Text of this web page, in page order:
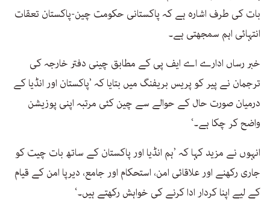
بات کی طرف اشارہ ہے کہ پاکستانی حکومت چین-پاکستان تعقات
انتہائی اہم سمجھتی ہے۔
خبر رساں ادارے اے ایف پی کے مطابق چینی دفتر خارجہ کی
ترجمان نے پیر کو پریس بریفنگ میں بتایا کہ ’پاکستان اور انڈیا کے
درمیان صورت حال کے حوالے سے چین کئی مرتبہ اپنی پوزیشن
واضح کر چکا ہے۔‘
انہوں نے مزید کہا کہ ’ہم انڈیا اور پاکستان کے ساتھ بات چیت کو
جاری رکھنے اور علاقائی امن، استحکام اور جامع، دیرپا امن کے قیام
کے لیے اپنا کردار ادا کرنے کی خواہش رکھتے ہیں۔‘